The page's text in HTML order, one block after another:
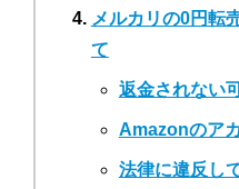
メルカリの0円転
て
返金されない
Amazonのア
法律に違反し